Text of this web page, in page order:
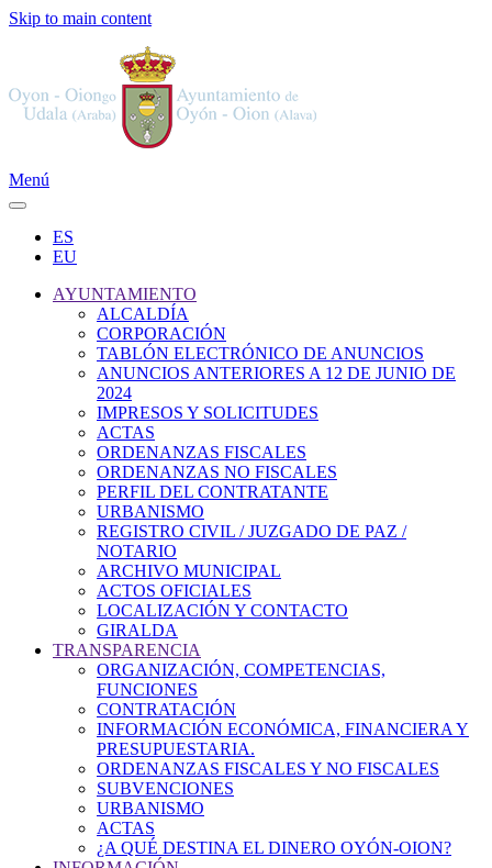
Skip to main content
Menú
ES
EU
AYUNTAMIENTO
ALCALDÍA
CORPORACIÓN
TABLÓN ELECTRÓNICO DE ANUNCIOS
ANUNCIOS ANTERIORES A 12 DE JUNIO DE
2024
IMPRESOS Y SOLICITUDES
ACTAS
ORDENANZAS FISCALES
ORDENANZAS NO FISCALES
PERFIL DEL CONTRATANTE
URBANISMO
REGISTRO CIVIL / JUZGADO DE PAZ /
NOTARIO
ARCHIVO MUNICIPAL
ACTOS OFICIALES
LOCALIZACIÓN Y CONTACTO
GIRALDA
TRANSPARENCIA
ORGANIZACIÓN, COMPETENCIAS,
FUNCIONES
CONTRATACIÓN
INFORMACIÓN ECONÓMICA, FINANCIERA Y
PRESUPUESTARIA.
ORDENANZAS FISCALES Y NO FISCALES
SUBVENCIONES
URBANISMO
ACTAS
¿A QUÉ DESTINA EL DINERO OYÓN-OION?